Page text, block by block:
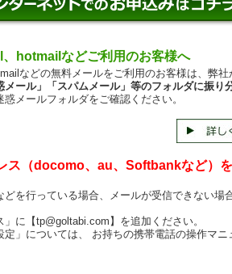
hotmailなどご利用のお客様へ
などの無料メールをご利用のお客様は、弊
メール」「スパムメール」等のフォルダに振り
メールフォルダをご確認ください。
ス（docomo、au、Softbankなど）を
どを行っている場合、メールが受信できない場
」に【tp@goltabi.com】を追加ください。
定」については、 お持ちの携帯電話の操作マ